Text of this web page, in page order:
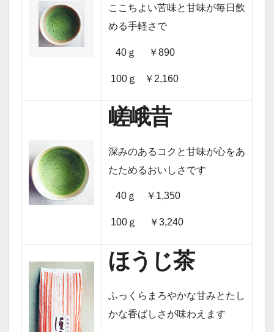
ここちよい苦味と甘味が毎日飲
める手軽さで
40ｇ ￥890
100ｇ ￥2,160
嵯峨昔
深みのあるコクと甘味が心をあ
たためるおいしさです
40ｇ ￥1,350
100ｇ ￥3,240
ほうじ茶
ふっくらまろやかな甘みとたし
かな香ばしさが味わえます